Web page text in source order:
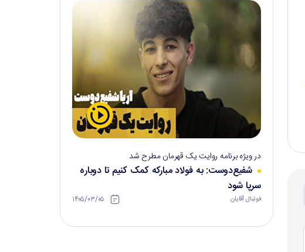
در ویژه برنامه روایت یک قهرمان مطرح شد
شفیع‌دوست: به فولاد مبارکه کمک کنیم تا دوباره
سرپا شود
فوتبال آقایان ۱۴۰۵/۰۳/۰۵